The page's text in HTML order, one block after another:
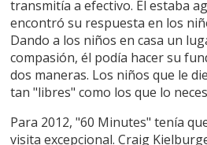
transmitía a efectivo. Él estaba
encontró su respuesta en los
Dando a los niños en casa un
compasión, él podía hacer su
dos maneras. Los niños que le
tan "libres" como los que lo
Para 2012, "60 Minutes" tenía
visita excepcional. Craig